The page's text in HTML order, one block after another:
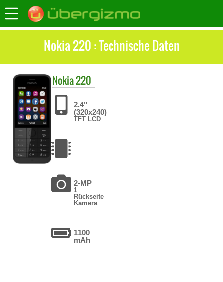
Nokia 220 : Technische Daten
Nokia220
2.4"
(320x240)
TFT LCD
2-MP
1
Rückseite
Kamera
1100
mAh